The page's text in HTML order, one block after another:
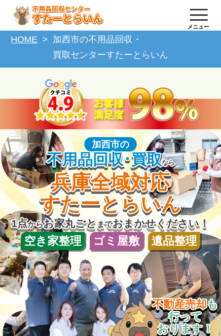
メニュー
HOME
加西市の不用品回収・
買取センターすたーとらいん
加西市の
不用品回収･買取なら
兵庫全域対応
すたーとらいん
1点からお家丸ごとまでおまかせください！
空き家整理 ゴミ屋敷 遺品整理
不動産売却も
行って
おります！